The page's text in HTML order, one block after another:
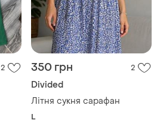
2 350 грн 2
Divided
Літня сукня сарафан
L